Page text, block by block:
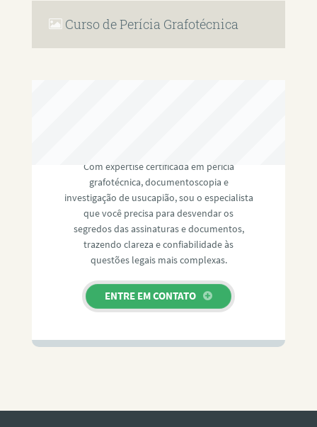
Curso de Perícia Grafotécnica
Com expertise certificada em perícia
grafotécnica, documentoscopia e
investigação de usucapião, sou o especialista
que você precisa para desvendar os
segredos das assinaturas e documentos,
trazendo clareza e confiabilidade às
questões legais mais complexas.
ENTRE EM CONTATO